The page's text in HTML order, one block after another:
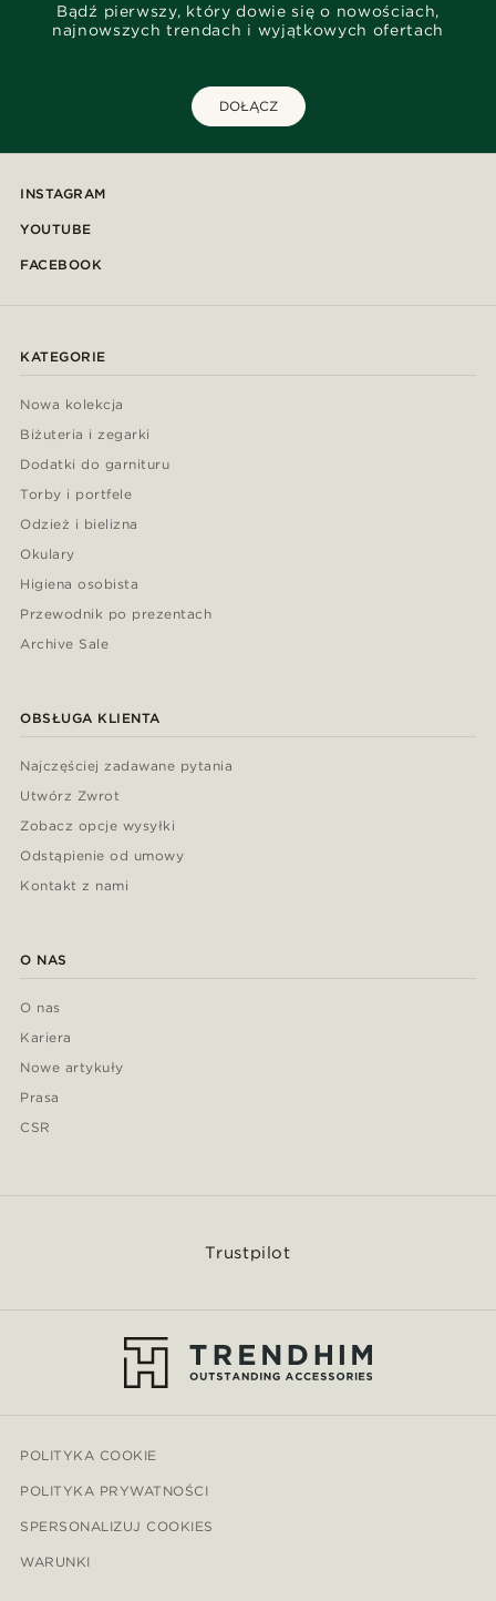
Bądź pierwszy, który dowie się o nowościach,
najnowszych trendach i wyjątkowych ofertach
DOŁĄCZ
INSTAGRAM
YOUTUBE
FACEBOOK
KATEGORIE
Nowa kolekcja
Biżuteria i zegarki
Dodatki do garnituru
Torby i portfele
Odzież i bielizna
Okulary
Higiena osobista
Przewodnik po prezentach
Archive Sale
OBSŁUGA KLIENTA
Najczęściej zadawane pytania
Utwórz Zwrot
Zobacz opcje wysyłki
Odstąpienie od umowy
Kontakt z nami
O NAS
O nas
Kariera
Nowe artykuły
Prasa
CSR
Trustpilot
POLITYKA COOKIE
POLITYKA PRYWATNOŚCI
SPERSONALIZUJ COOKIES
WARUNKI